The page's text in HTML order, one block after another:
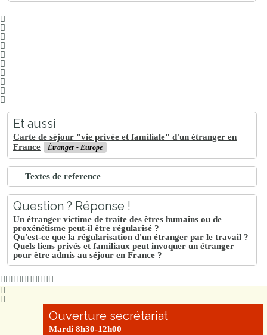
Et aussi
Carte de séjour "vie privée et familiale" d'un étranger en
France
Étranger - Europe
Textes de reference
Question ? Réponse !
Un étranger victime de traite des êtres humains ou de
proxénétisme peut-il être régularisé ?
Qu'est-ce que la régularisation d'un étranger par le travail ?
Quels liens privés et familiaux peut invoquer un étranger
pour être admis au séjour en France ?
Ouverture secrétariat
Mardi 8h30-12h00